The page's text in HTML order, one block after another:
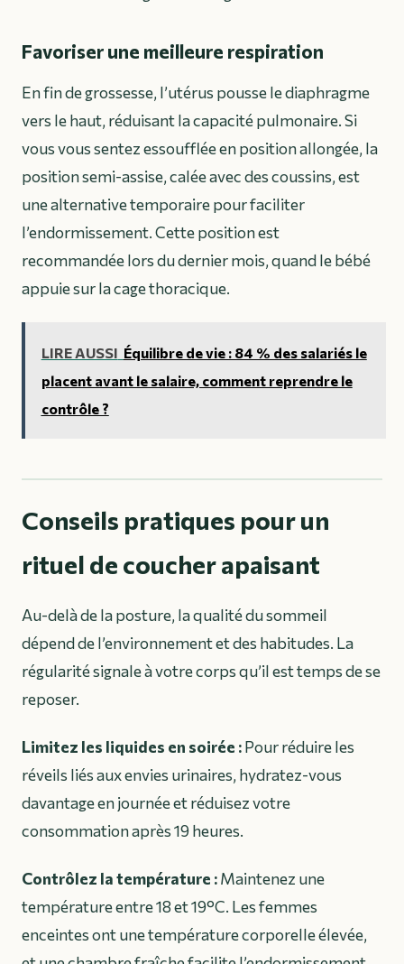
Favoriser une meilleure respiration
En fin de grossesse, l’utérus pousse le diaphragme
vers le haut, réduisant la capacité pulmonaire. Si
vous vous sentez essoufflée en position allongée, la
position semi-assise, calée avec des coussins, est
une alternative temporaire pour faciliter
l’endormissement. Cette position est
recommandée lors du dernier mois, quand le bébé
appuie sur la cage thoracique.
LIRE AUSSI Équilibre de vie : 84 % des salariés le
placent avant le salaire, comment reprendre le
contrôle ?
Conseils pratiques pour un
rituel de coucher apaisant
Au-delà de la posture, la qualité du sommeil
dépend de l’environnement et des habitudes. La
régularité signale à votre corps qu’il est temps de se
reposer.
Limitez les liquides en soirée :Pour réduire les
réveils liés aux envies urinaires, hydratez-vous
davantage en journée et réduisez votre
consommation après 19 heures.
Contrôlez la température :Maintenez une
température entre 18 et 19°C. Les femmes
enceintes ont une température corporelle élevée,